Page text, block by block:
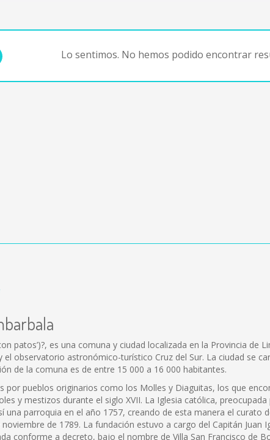
Lo sentimos. No hemos podido encontrar
patos’)?, es una comuna y ciudad localizada en la Provincia de
observatorio astronómico-turístico Cruz del Sur. La ciudad se
de la comuna es de entre 15 000 a 16 000 habitantes.
por pueblos originarios como los Molles y Diaguitas, los que
y mestizos durante el siglo XVII. La Iglesia católica,
una parroquia en el año 1757, creando de esta manera el curato
de 1789. La fundación estuvo a cargo del Capitán Juan
conforme a decreto, bajo el nombre de Villa San Francisco de